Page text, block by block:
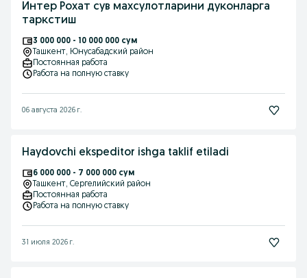
Интер Рохат сув махсулотларини дуконларга
таркстиш
3 000 000 - 10 000 000 сум
Ташкент, Юнусабадский район
Постоянная работа
Работа на полную ставку
06 августа 2026 г.
Haydovchi ekspeditor ishga taklif etiladi
6 000 000 - 7 000 000 сум
Ташкент, Сергелийский район
Постоянная работа
Работа на полную ставку
31 июля 2026 г.